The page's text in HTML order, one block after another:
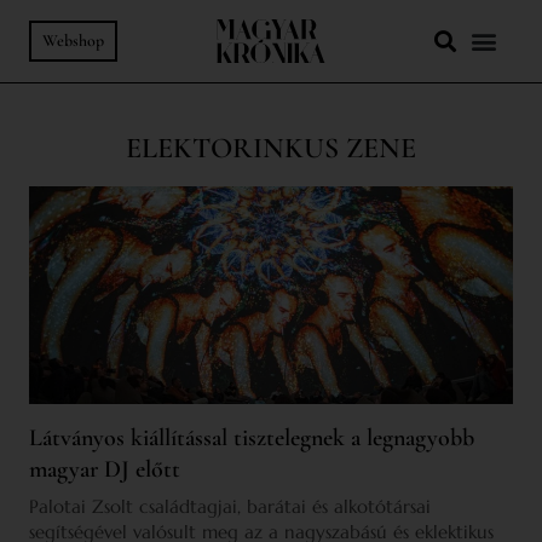
Webshop
ELEKTORINKUS ZENE
Látványos kiállítással tisztelegnek a legnagyobb
magyar DJ előtt
Palotai Zsolt családtagjai, barátai és alkotótársai
segítségével valósult meg az a nagyszabású és eklektikus